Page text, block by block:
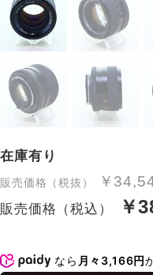
在庫有り
販売価格（税抜） ￥
販売価格（税込） ￥
なら 月々3,166円